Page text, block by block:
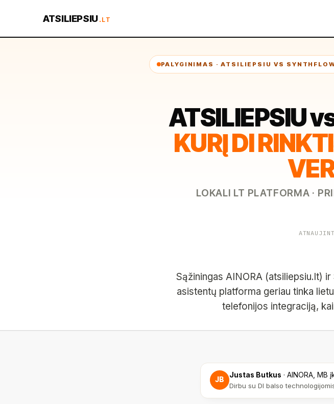
ATSILIEPSIU.LT
PALYGINIMAS · ATSILIEPSIU VS
ATSILIEPSIU
KURĮ DI
LOKALI LT PLATFORMA ·
Sąžiningas AINORA (atsiliepsiu.lt)
asistentų platforma geriau tinka
telefonijos integraciją,
JB
Justas Butkus · AINORA, MB
Dirbu su DI balso